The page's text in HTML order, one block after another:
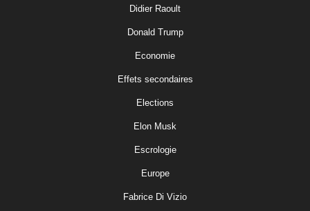
Didier Raoult
Donald Trump
Economie
Effets secondaires
Elections
Elon Musk
Escrologie
Europe
Fabrice Di Vizio